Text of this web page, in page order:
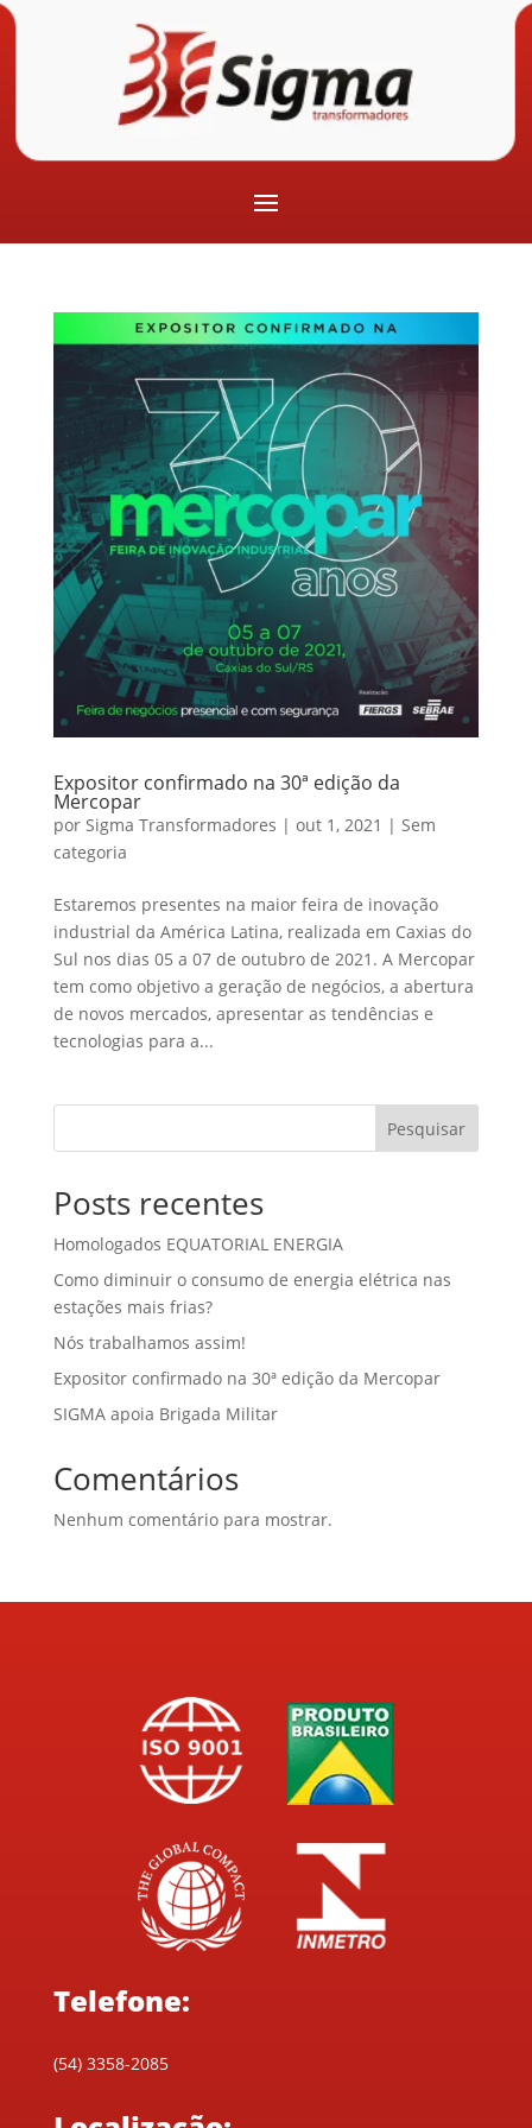
Expositor confirmado na 30ª edição da
Mercopar
por Sigma Transformadores | out 1, 2021 | Sem
categoria
Estaremos presentes na maior feira de inovação
industrial da América Latina, realizada em Caxias do
Sul nos dias 05 a 07 de outubro de 2021. A Mercopar
tem como objetivo a geração de negócios, a abertura
de novos mercados, apresentar as tendências e
tecnologias para a...
Pesquisar
Posts recentes
Homologados EQUATORIAL ENERGIA
Como diminuir o consumo de energia elétrica nas
estações mais frias?
Nós trabalhamos assim!
Expositor confirmado na 30ª edição da Mercopar
SIGMA apoia Brigada Militar
Comentários
Nenhum comentário para mostrar.
Telefone:
(54) 3358-2085